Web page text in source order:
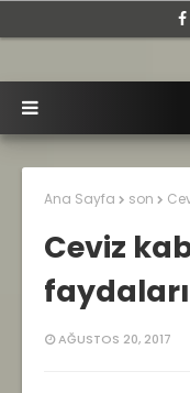
Ana Sayfa son
Ceviz
faydaları
AĞUSTOS 20, 2017